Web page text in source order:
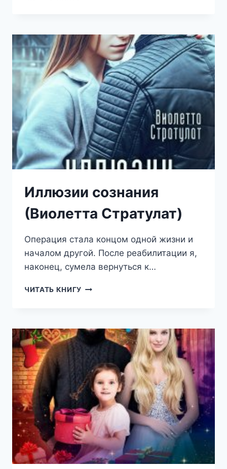
НЕ
СЛОМИТЬ!
(ВИОЛЕТТА
СТРАТУЛАТ)
Иллюзии сознания
(Виолетта Стратулат)
Операция стала концом одной жизни и
началом другой. После реабилитации я,
наконец, сумела вернуться к…
ЧИТАТЬ КНИГУ ИЛЛЮЗИИ